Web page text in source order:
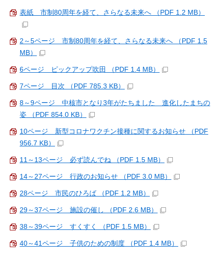
表紙 市制80周年を経て、さらなる未来へ （PDF 1.2 MB）
2～5ページ 市制80周年を経て、さらなる未来へ （PDF 1.5
MB）
6ページ ピックアップ吹田 （PDF 1.4 MB）
7ページ 目次 （PDF 785.3 KB）
8～9ページ 中核市となり3年がたちました 進化したまちの
姿 （PDF 854.0 KB）
10ページ 新型コロナワクチン接種に関するお知らせ （PDF
956.7 KB）
11～13ページ 必ず読んでね （PDF 1.5 MB）
14～27ページ 行政のお知らせ （PDF 3.0 MB）
28ページ 市民のひろば （PDF 1.2 MB）
29～37ページ 施設の催し （PDF 2.6 MB）
38～39ページ すくすく （PDF 1.5 MB）
40～41ページ 子供のための制度 （PDF 1.4 MB）